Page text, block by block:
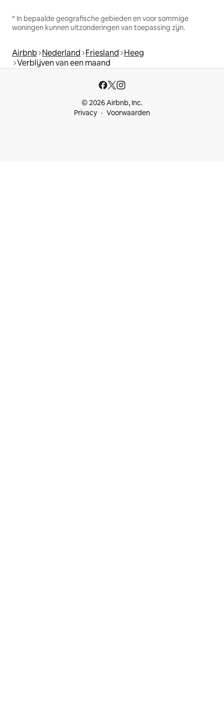
* In bepaalde geografische gebieden en voor sommige
woningen kunnen uitzonderingen van toepassing zijn.
Airbnb Nederland Friesland Heeg
Verblijven van een maand
© 2026 Airbnb, Inc.
Privacy
Voorwaarden